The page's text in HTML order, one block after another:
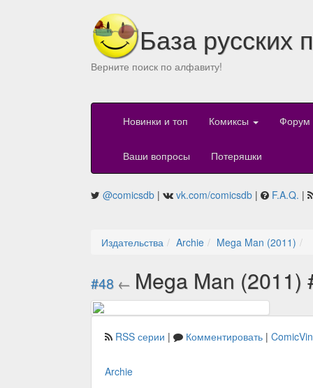
База русских
Верните поиск по алфавиту!
Новинки и топ Комиксы Форум
Ваши вопросы Потеряшки
@comicsdb | vk.com/comicsdb | F.A.Q. |
Издательства Archie Mega Man (2011)
#48 ← Mega Man (2011)
RSS серии | Комментировать |
Archie